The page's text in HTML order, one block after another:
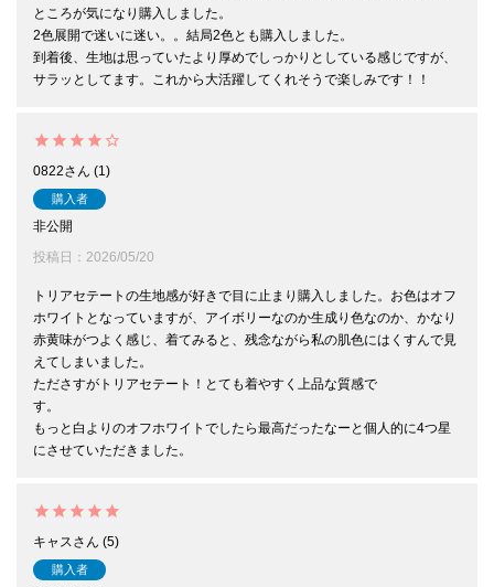
ところが気になり購入しました。
2色展開で迷いに迷い。。結局2色とも購入しました。
到着後、生地は思っていたより厚めでしっかりとしている感じですが、
0822 1
購入者
非公開
投稿日
2026/05/20
トリアセテートの生地感が好きで目に止まり購入しました。お色はオフ
ホワイトとなっていますが、アイボリーなのか生成り色なのか、かなり
赤黄味がつよく感じ、着てみると、残念ながら私の肌色にはくすんで見
えてしまいました。
たださすがトリアセテート！とても着やすく上品な質感で
す。
もっと白よりのオフホワイトでしたら最高だったなーと個人的に4つ星
キャス 5
購入者